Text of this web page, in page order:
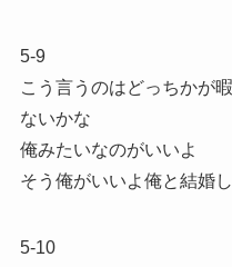
5-9
こう言うのはどっちかが
ないかな
俺みたいなのがいいよ
そう俺がいいよ俺と結婚
5-10